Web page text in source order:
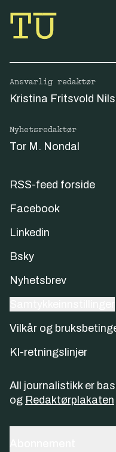
Ansvarlig redaktør
Kristina Fritsvold
Nyhetsredaktør
Tor M. Nondal
RSS-feed forside
Facebook
Linkedin
Bsky
Nyhetsbrev
Vilkår og
KI-retningslinjer
All journalistikk er
og Redaktørplakaten